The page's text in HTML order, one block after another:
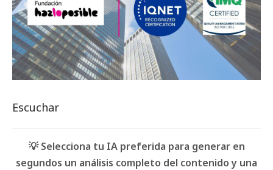
Escuchar
💡 Selecciona tu IA preferida para generar en
segundos un análisis completo del contenido y una